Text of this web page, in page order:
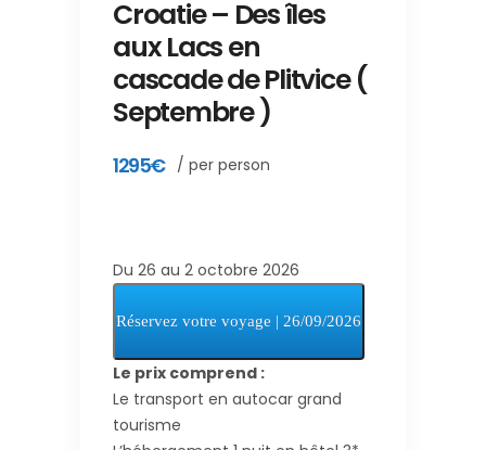
Croatie – Des îles
aux Lacs en
cascade de Plitvice (
Septembre )
1295€ / per person
Du 26 au 2 octobre 2026
Le prix comprend :
Le transport en autocar grand
tourisme